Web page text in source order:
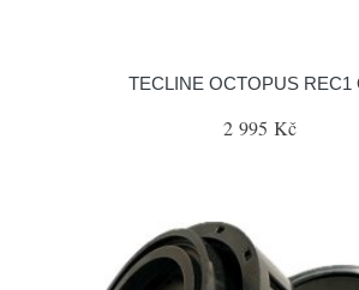
TECLINE OCTOPUS REC1
2 995 Kč